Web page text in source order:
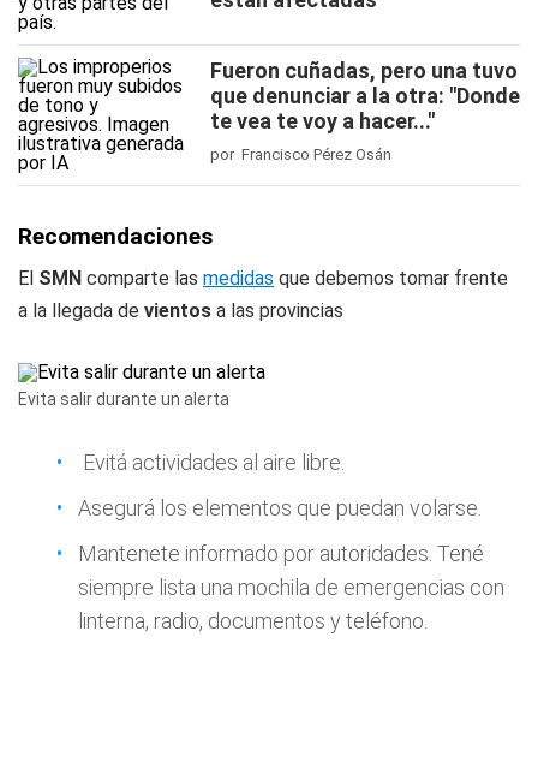
Fueron cuñadas, pero una tuvo
que denunciar a la otra: "Donde
te vea te voy a hacer..."
por Francisco Pérez Osán
Recomendaciones
El SMN comparte las medidas que debemos tomar frente
a la llegada de vientos a las provincias
Evita salir durante un alerta
Evitá actividades al aire libre.
Asegurá los elementos que puedan volarse.
Mantenete informado por autoridades. Tené
siempre lista una mochila de emergencias con
linterna, radio, documentos y teléfono.